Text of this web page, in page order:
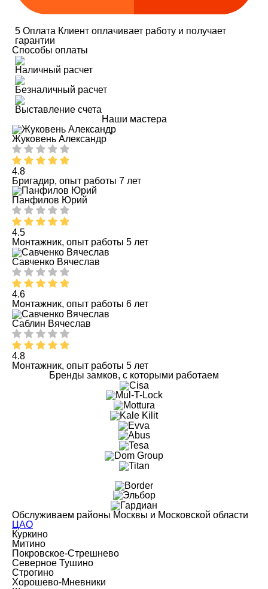
5 Оплата Клиент оплачивает работу и получает
гарантии
Способы оплаты
Наличный расчет
Безналичный расчет
Выставление счета
Наши мастера
Жуковень Александр
4.8
Бригадир, опыт работы 7 лет
Панфилов Юрий
4.5
Монтажник, опыт работы 5 лет
Савченко Вячеслав
4.6
Монтажник, опыт работы 6 лет
Саблин Вячеслав
4.8
Монтажник, опыт работы 5 лет
Бренды замков, с которыми работаем
Обслуживаем районы Москвы и Московской области
ЦАО
Куркино
Митино
Покровское-Стрешнево
Северное Тушино
Строгино
Хорошево-Мневники